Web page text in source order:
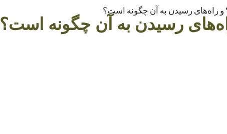
راه‌های رسیدن به آن چگونه است؟
رسیدن به آن چگونه است؟